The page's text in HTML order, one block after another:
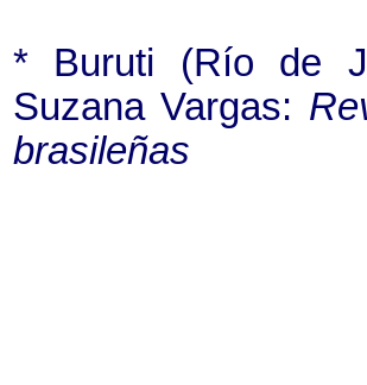
* Buruti (Río de
Suzana Vargas:
brasileñas